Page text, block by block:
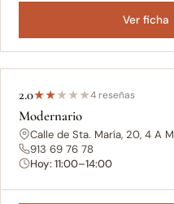
Ver ficha
2.0★★★★★4 reseñas
Modernario
Calle de Sta. María, 20, 4 A
913 69 76 78
Hoy: 11:00–14:00